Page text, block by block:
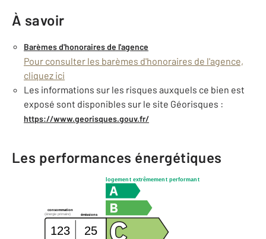
À savoir
Barèmes d'honoraires de l'agence
Pour consulter les barèmes d'honoraires de l'agence,
cliquez ici
Les informations sur les risques auxquels ce bien est
exposé sont disponibles sur le site Géorisques :
https://www.georisques.gouv.fr/
Les performances énergétiques
logement extrêmement performant
consommation
émissions
(énergie primaire)
123 25